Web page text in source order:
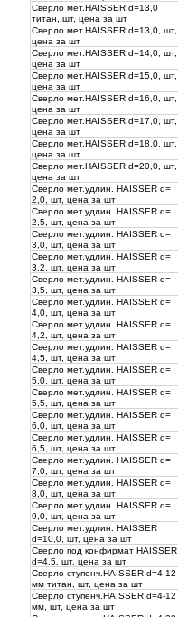
Сверло мет.HAISSER d=13,0
титан, шт, цена за шт
Сверло мет.HAISSER d=13,0, шт,
цена за шт
Сверло мет.HAISSER d=14,0, шт,
цена за шт
Сверло мет.HAISSER d=15,0, шт,
цена за шт
Сверло мет.HAISSER d=16,0, шт,
цена за шт
Сверло мет.HAISSER d=17,0, шт,
цена за шт
Сверло мет.HAISSER d=18,0, шт,
цена за шт
Сверло мет.HAISSER d=20,0, шт,
цена за шт
Сверло мет.удлин. HAISSER d=
2,0, шт, цена за шт
Сверло мет.удлин. HAISSER d=
2,5, шт, цена за шт
Сверло мет.удлин. HAISSER d=
3,0, шт, цена за шт
Сверло мет.удлин. HAISSER d=
3,2, шт, цена за шт
Сверло мет.удлин. HAISSER d=
3,5, шт, цена за шт
Сверло мет.удлин. HAISSER d=
4,0, шт, цена за шт
Сверло мет.удлин. HAISSER d=
4,2, шт, цена за шт
Сверло мет.удлин. HAISSER d=
4,5, шт, цена за шт
Сверло мет.удлин. HAISSER d=
5,0, шт, цена за шт
Сверло мет.удлин. HAISSER d=
5,5, шт, цена за шт
Сверло мет.удлин. HAISSER d=
6,0, шт, цена за шт
Сверло мет.удлин. HAISSER d=
6,5, шт, цена за шт
Сверло мет.удлин. HAISSER d=
7,0, шт, цена за шт
Сверло мет.удлин. HAISSER d=
8,0, шт, цена за шт
Сверло мет.удлин. HAISSER d=
9,0, шт, цена за шт
Сверло мет.удлин. HAISSER
d=10,0, шт, цена за шт
Сверло под конфирмат HAISSER
d=4,5, шт, цена за шт
Сверло ступенч.HAISSER d=4-12
мм титан, шт, цена за шт
Сверло ступенч.HAISSER d=4-12
мм, шт, цена за шт